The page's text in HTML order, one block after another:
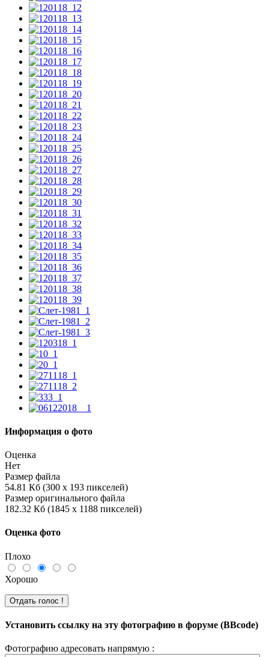
Информация о фото
Оценка
Нет
Размер файла
54.81 Кб (300 x 193 пикселей)
Размер оригинального файла
182.32 Кб (1845 x 1188 пикселей)
Оценка фото
Плохо
Хорошо
Установить ссылку на эту фотографию в форуме (BBcode)
Фотографию адресовать напрямую :